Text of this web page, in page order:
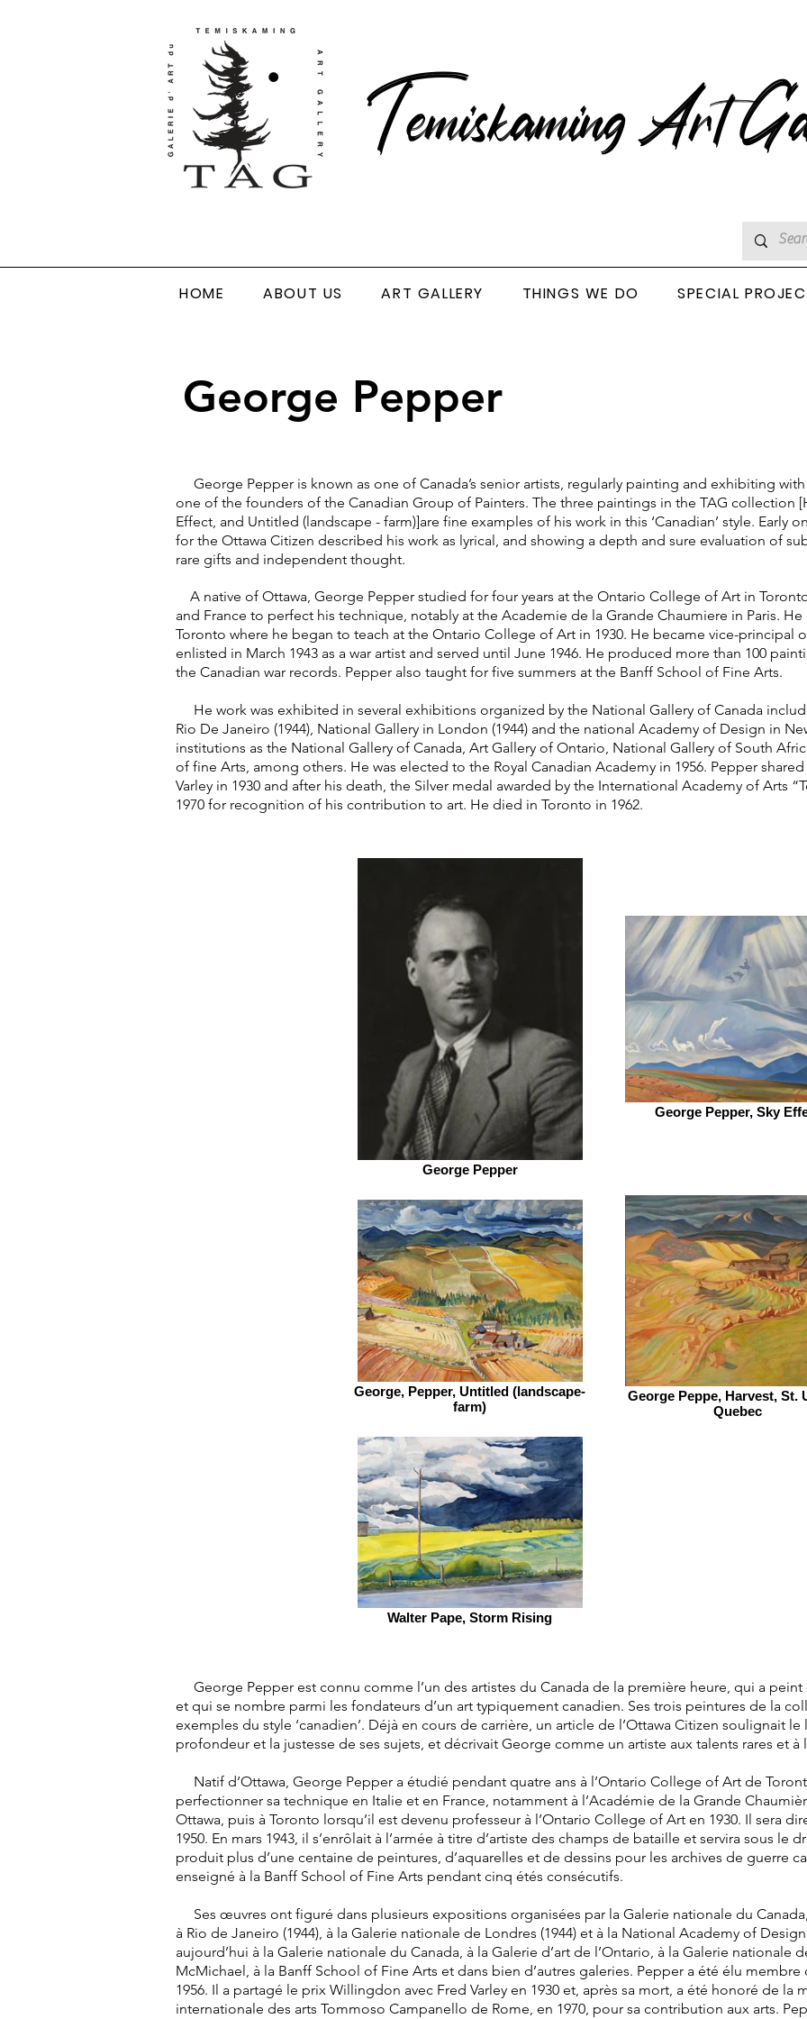
Temiskaming Art
HOME ABOUT US ART GALLERY THINGS WE DO SPECIAL
George Pepper
George Pepper is known as one of Canada’s senior artists, regularly painting and exhibiting
one of the founders of the Canadian Group of Painters. The three paintings in the TAG collection
Effect, and Untitled (landscape - farm)]are fine examples of his work in this ‘Canadian’ style. Early
for the Ottawa Citizen described his work as lyrical, and showing a depth and sure evaluation of
rare gifts and independent thought.
A native of Ottawa, George Pepper studied for four years at the Ontario College of Art in
and France to perfect his technique, notably at the Academie de la Grande Chaumiere in Paris.
Toronto where he began to teach at the Ontario College of Art in 1930. He became vice-principal
enlisted in March 1943 as a war artist and served until June 1946. He produced more than 100
the Canadian war records. Pepper also taught for five summers at the Banff School of Fine Arts.
He work was exhibited in several exhibitions organized by the National Gallery of Canada
Rio De Janeiro (1944), National Gallery in London (1944) and the national Academy of Design in
institutions as the National Gallery of Canada, Art Gallery of Ontario, National Gallery of South
of fine Arts, among others. He was elected to the Royal Canadian Academy in 1956. Pepper
Varley in 1930 and after his death, the Silver medal awarded by the International Academy of Arts
1970 for recognition of his contribution to art. He died in Toronto in 1962.
George Pepper
George Pepper, Sky
George, Pepper, Untitled (landscape-
farm)
George Peppe, Harvest, St.
Quebec
Walter Pape, Storm Rising
George Pepper est connu comme l’un des artistes du Canada de la première heure, qui a
et qui se nombre parmi les fondateurs d’un art typiquement canadien. Ses trois peintures de la
exemples du style ‘canadien’. Déjà en cours de carrière, un article de l’Ottawa Citizen soulignait
profondeur et la justesse de ses sujets, et décrivait George comme un artiste aux talents rares et
Natif d’Ottawa, George Pepper a étudié pendant quatre ans à l’Ontario College of Art de
perfectionner sa technique en Italie et en France, notamment à l’Académie de la Grande
Ottawa, puis à Toronto lorsqu’il est devenu professeur à l’Ontario College of Art en 1930. Il sera
1950. En mars 1943, il s’enrôlait à l’armée à titre d’artiste des champs de bataille et servira sous le
produit plus d’une centaine de peintures, d’aquarelles et de dessins pour les archives de guerre
enseigné à la Banff School of Fine Arts pendant cinq étés consécutifs.
Ses œuvres ont figuré dans plusieurs expositions organisées par la Galerie nationale du Canada,
à Rio de Janeiro (1944), à la Galerie nationale de Londres (1944) et à la National Academy of
aujourd’hui à la Galerie nationale du Canada, à la Galerie d’art de l’Ontario, à la Galerie nationale
McMichael, à la Banff School of Fine Arts et dans bien d’autres galeries. Pepper a été élu
1956. Il a partagé le prix Willingdon avec Fred Varley en 1930 et, après sa mort, a été honoré de la
internationale des arts Tommoso Campanello de Rome, en 1970, pour sa contribution aux arts.